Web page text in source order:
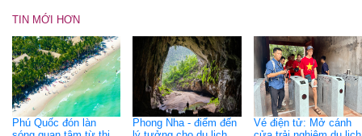
TIN MỚI HƠN
Phú Quốc đón làn
Phong Nha - điểm đến
Vé điện tử: Mở cánh